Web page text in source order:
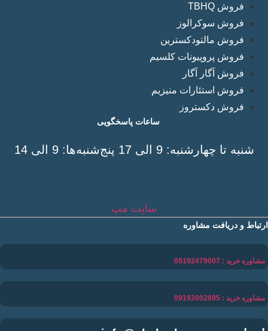
فروش TBHQ
فروش سوکرالوز
فروش مالتودکسترین
فروش پروپیونات کلسیم
فروش آگار آگار
فروش استئارات منیزیم
فروش دکستروز
ساعات پاسخگویی
شنبه تا چهارشنبه: 9 الی 17 پنج‌شنبه‌ها: 9 الی 14
سایت مپ
ارتباط و دریافت مشاوره
مشاوره خرید : 09192479007
مشاوره خرید : 09192002895